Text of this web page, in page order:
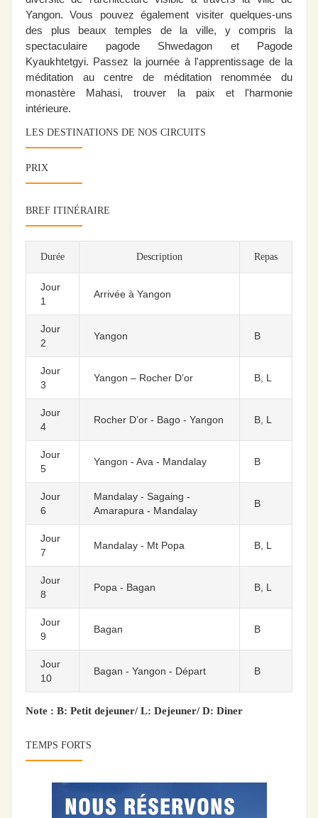
Yangon. Vous pouvez également visiter quelques-uns
des plus beaux temples de la ville, y compris la
spectaculaire pagode Shwedagon et Pagode
Kyaukhtetgyi. Passez la journée à l'apprentissage de la
méditation au centre de méditation renommée du
monastère Mahasi, trouver la paix et l'harmonie
intérieure.
LES DESTINATIONS DE NOS CIRCUITS
PRIX
BREF ITINÉRAIRE
Durée Description Repas
Jour
1
Arrivée à Yangon
Jour
2
Yangon B
Jour
3
Yangon – Rocher D’or B, L
Jour
4
Rocher D’or - Bago - Yangon B, L
Jour
5
Yangon - Ava - Mandalay B
Jour
6
Mandalay - Sagaing -
Amarapura - Mandalay
B
Jour
7
Mandalay - Mt Popa B, L
Jour
8
Popa - Bagan B, L
Jour
9
Bagan B
Jour
10
Bagan - Yangon - Départ B
Note : B: Petit dejeuner/ L: Dejeuner/ D: Diner
TEMPS FORTS